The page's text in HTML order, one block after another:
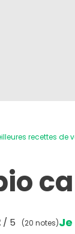
recettes de
/ 5 (20 notes)